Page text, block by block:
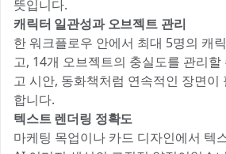
뜻입니다.
캐릭터 일관성과 오브젝트 관리
한 워크플로우 안에서 최대 5명의 캐
고, 14개 오브젝트의 충실도를 관리
고 시안, 동화책처럼 연속적인 장면이
합니다.
텍스트 렌더링 정확도
마케팅 목업이나 카드 디자인에서 텍